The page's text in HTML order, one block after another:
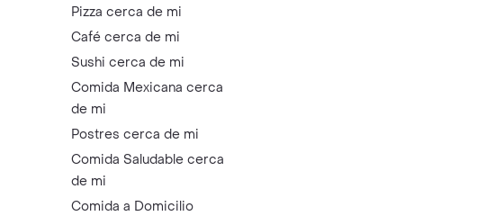
Pizza cerca de mi
Café cerca de mi
Sushi cerca de mi
Comida Mexicana cerca
de mi
Postres cerca de mi
Comida Saludable cerca
de mi
Comida a Domicilio